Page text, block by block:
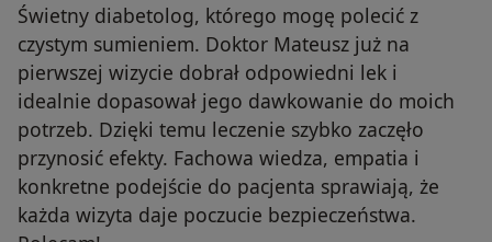
Świetny diabetolog, którego mogę polecić z
czystym sumieniem. Doktor Mateusz już na
pierwszej wizycie dobrał odpowiedni lek i
idealnie dopasował jego dawkowanie do moich
potrzeb. Dzięki temu leczenie szybko zaczęło
przynosić efekty. Fachowa wiedza, empatia i
konkretne podejście do pacjenta sprawiają, że
każda wizyta daje poczucie bezpieczeństwa.